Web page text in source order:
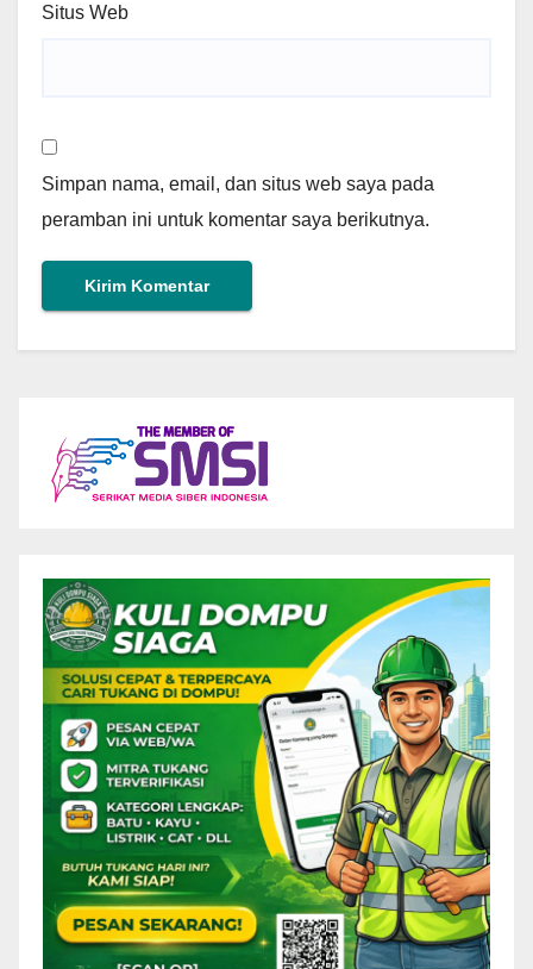
Situs Web
Simpan nama, email, dan situs web saya pada
peramban ini untuk komentar saya berikutnya.